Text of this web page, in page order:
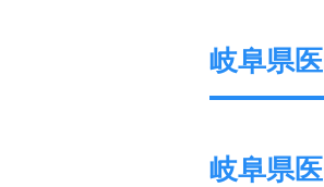
岐阜県
岐阜県